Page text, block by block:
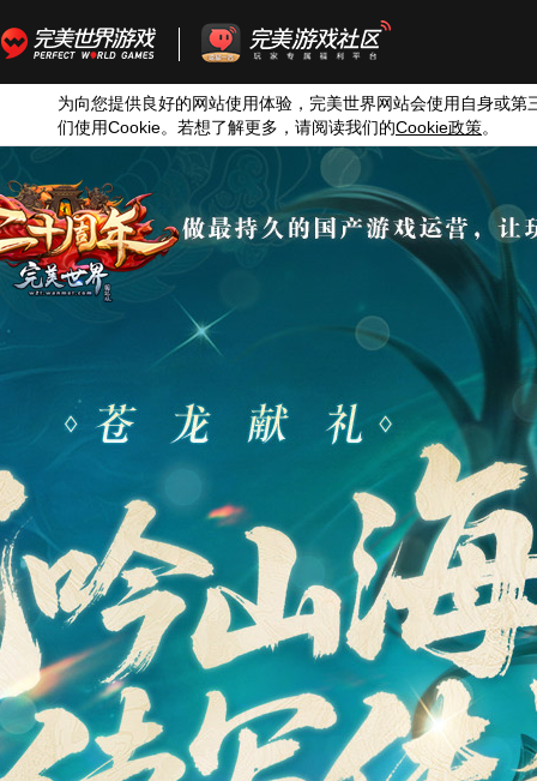
为向您提供良好的网站使用体验，完美世界网站会使用自身或第
们使用Cookie。若想了解更多，请阅读我们的Cookie政策。